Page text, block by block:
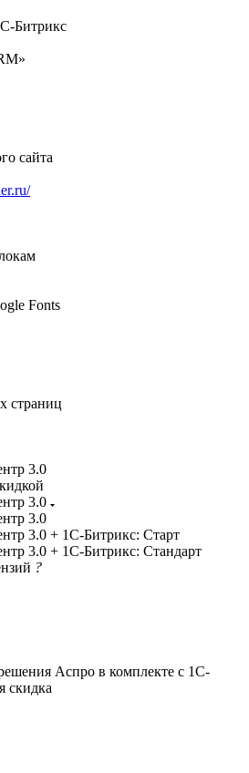
Битрикс
сайта
Fonts
страниц
3.0
3.0
3.0
3.0 + 1С-Битрикс: Старт
3.0 + 1С-Битрикс: Стандарт
?
Аспро в комплекте с 1С-
скидка